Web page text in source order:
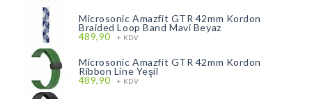
Microsonic Amazfit GTR 42mm Kordon
Braided Loop Band Mavi Beyaz
489,90 + KDV
Microsonic Amazfit GTR 42mm Kordon
Ribbon Line Yeşil
489,90 + KDV